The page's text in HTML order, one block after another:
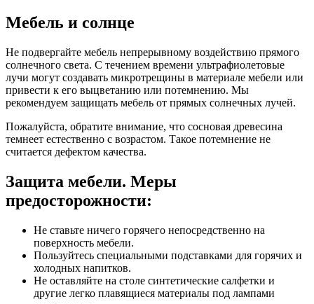
Мебель и солнце
Не подвергайте мебель непрерывному воздействию прямого
солнечного света. С течением времени ультрафиолетовые
лучи могут создавать микротрещины в материале мебели или
привести к его выцветанию или потемнению. Мы
рекомендуем защищать мебель от прямых солнечных лучей.
Пожалуйста, обратите внимание, что сосновая древесина
темнеет естественно с возрастом. Такое потемнение не
считается дефектом качества.
Защита мебели. Меры
предосторожности:
Не ставьте ничего горячего непосредственно на
поверхность мебели.
Пользуйтесь специальными подставками для горячих и
холодных напитков.
Не оставляйте на столе синтетические салфетки и
другие легко плавящиеся материалы под лампами